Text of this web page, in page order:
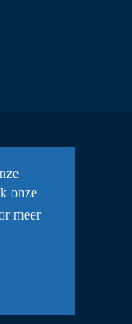
onze
meer